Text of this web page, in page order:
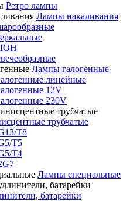
Ретро лампы
Лампы накаливания
Лампы галогенные
линейные
12V
230V
трубчатые
T8
Т5
T4
Лампы специальные
батарейки